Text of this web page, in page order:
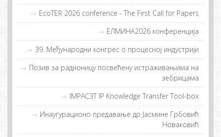
EcoTER 2026 conference - The First Call for Papers
EЛMИНA2026 конференција
39. Међународни конгрес о процесној индустрији
Позив за радионицу посвећену истраживањима на
зебрицама
IMPAC3T IP Knowledge Transfer Tool-box
Инaугурaциoнo прeдaвaњe др Jaсминe Грбoвић
Нoвaкoвић